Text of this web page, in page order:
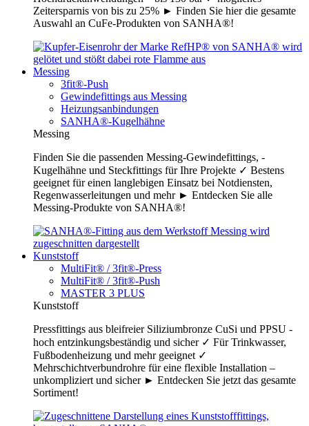
Zeitersparnis von bis zu 25% ► Finden Sie hier die gesamte
Auswahl an CuFe-Produkten von SANHA®!
Messing
3fit®-Push
Gewindefittings aus Messing
Heizungsanbindungen
SANHA®-Kugelhähne
Messing
Finden Sie die passenden Messing-Gewindefittings, -
Kugelhähne und Steckfittings für Ihre Projekte ✓ Bestens
geeignet für einen langlebigen Einsatz bei Notdiensten,
Regenwasserleitungen und mehr ► Entdecken Sie alle
Messing-Produkte von SANHA®!
Kunststoff
MultiFit® / 3fit®-Press
MultiFit® / 3fit®-Push
MASTER 3 PLUS
Kunststoff
Pressfittings aus bleifreier Siliziumbronze CuSi und PPSU -
hoch entzinkungsbeständig und sicher ✓ Für Trinkwasser,
Fußbodenheizung und mehr geeignet ✓
Mehrschichtverbundrohre für eine flexible Installation –
unkompliziert und sicher ► Entdecken Sie jetzt das gesamte
Sortiment!